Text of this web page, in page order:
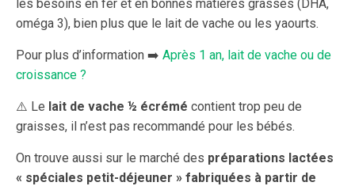
les besoins en fer et en bonnes matières grasses (DHA,
oméga 3), bien plus que le lait de vache ou les yaourts.
Pour plus d’information ➡️ Après 1 an, lait de vache ou de
croissance ?
⚠️ Le lait de vache ½ écrémé contient trop peu de
graisses, il n’est pas recommandé pour les bébés.
On trouve aussi sur le marché des préparations lactées
« spéciales petit-déjeuner » fabriquées à partir de